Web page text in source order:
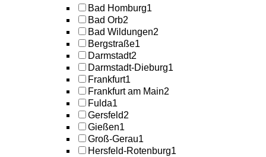
Bad Homburg1
Bad Orb2
Bad Wildungen2
Bergstraße1
Darmstadt2
Darmstadt-Dieburg1
Frankfurt1
Frankfurt am Main2
Fulda1
Gersfeld2
Gießen1
Groß-Gerau1
Hersfeld-Rotenburg1